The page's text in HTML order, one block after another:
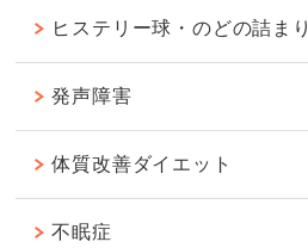
ヒステリー球・のどの詰まり
発声障害
体質改善ダイエット
不眠症